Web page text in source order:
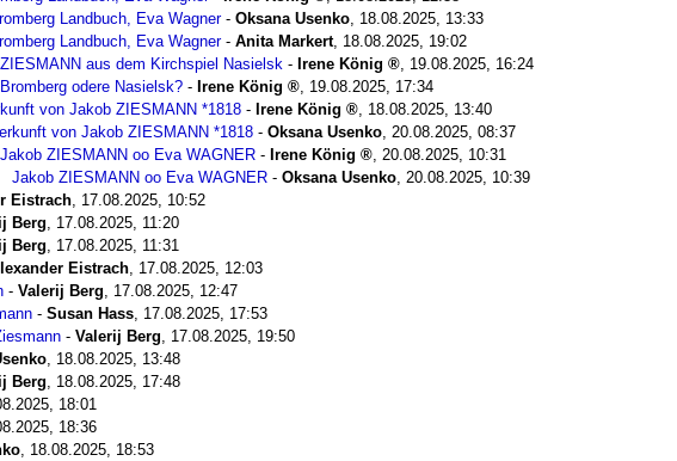
Landbuch, Eva Wagner- Oksana Usenko 18.08.2025, 13:33
Landbuch, Eva Wagner- Anita Markert, 18.08.2025, 19:02
ZIESMANN aus dem Kirchspiel Nasielsk - Irene König
19.08.2025, 16:24
Bromberg odere Nasielsk? - Irene König
19.08.2025, 17:34
von Jakob ZIESMANN *1818 - Irene König
18.08.2025, 13:40
von Jakob ZIESMANN *1818 - Oksana Usenko 20.08.2025, 08:37
Jakob ZIESMANN oo Eva WAGNER - Irene König
20.08.2025, 10:31
Jakob ZIESMANN oo Eva WAGNER - Oksana Usenko 20.08.2025, 10:39
Eistrach 17.08.2025, 10:52
Berg
17.08.2025, 11:20
Berg
17.08.2025, 11:31
Eistrach 17.08.2025, 12:03
- Valerij Berg
17.08.2025, 12:47
- Susan Hass 17.08.2025, 17:53
- Valerij Berg
17.08.2025, 19:50
18.08.2025, 13:48
Berg
18.08.2025, 17:48
18:01
18:36
18.08.2025, 18:53